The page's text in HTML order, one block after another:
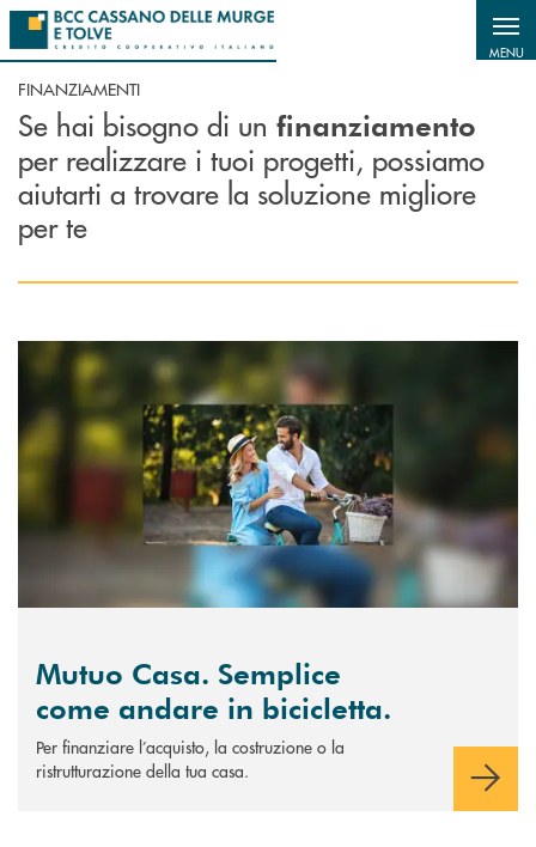
Salta al contenuto principale
MENU
FINANZIAMENTI
Se hai bisogno di un finanziamento
per realizzare i tuoi progetti, possiamo
aiutarti a trovare la soluzione migliore
per te
Scopri di più Mutuo Casa. Semplice come andare in bicicletta.
Mutuo Casa. Semplice
come andare in bicicletta.
Per finanziare l’acquisto, la costruzione o la
ristrutturazione della tua casa.